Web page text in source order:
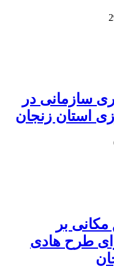
سازمانی در
استان زنجان
بر
طرح هادی